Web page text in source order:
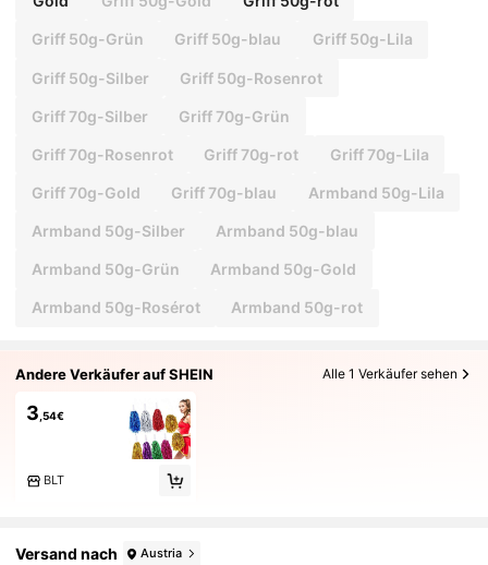
Griff 50g-Grün Griff 50g-blau Griff 50g-Lila
Griff 50g-Silber Griff 50g-Rosenrot
Griff 70g-Silber Griff 70g-Grün
Griff 70g-Rosenrot Griff 70g-rot Griff 70g-Lila
Griff 70g-Gold Griff 70g-blau Armband 50g-Lila
Armband 50g-Silber Armband 50g-blau
Armband 50g-Grün Armband 50g-Gold
Armband 50g-Rosérot Armband 50g-rot
Andere Verkäufer auf SHEIN Alle 1 Verkäufer sehen
3 ,54€
BLT
Versand nach Austria